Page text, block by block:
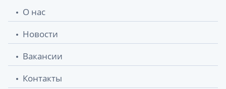
О нас
Новости
Вакансии
Контакты